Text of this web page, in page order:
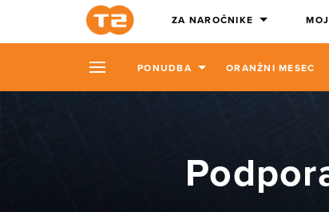
ZA NAROČNIKE
PONUDBA ORANŽNI MESEC